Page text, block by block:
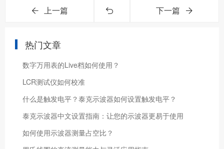
上一篇 下一篇
热门文章
数字万用表的Live档如何使用？
LCR测试仪如何校准
什么是触发电平？泰克示波器如何设置触发电平？
泰克示波器中文设置指南：让您的示波器更易于使用
如何使用示波器测量占空比？